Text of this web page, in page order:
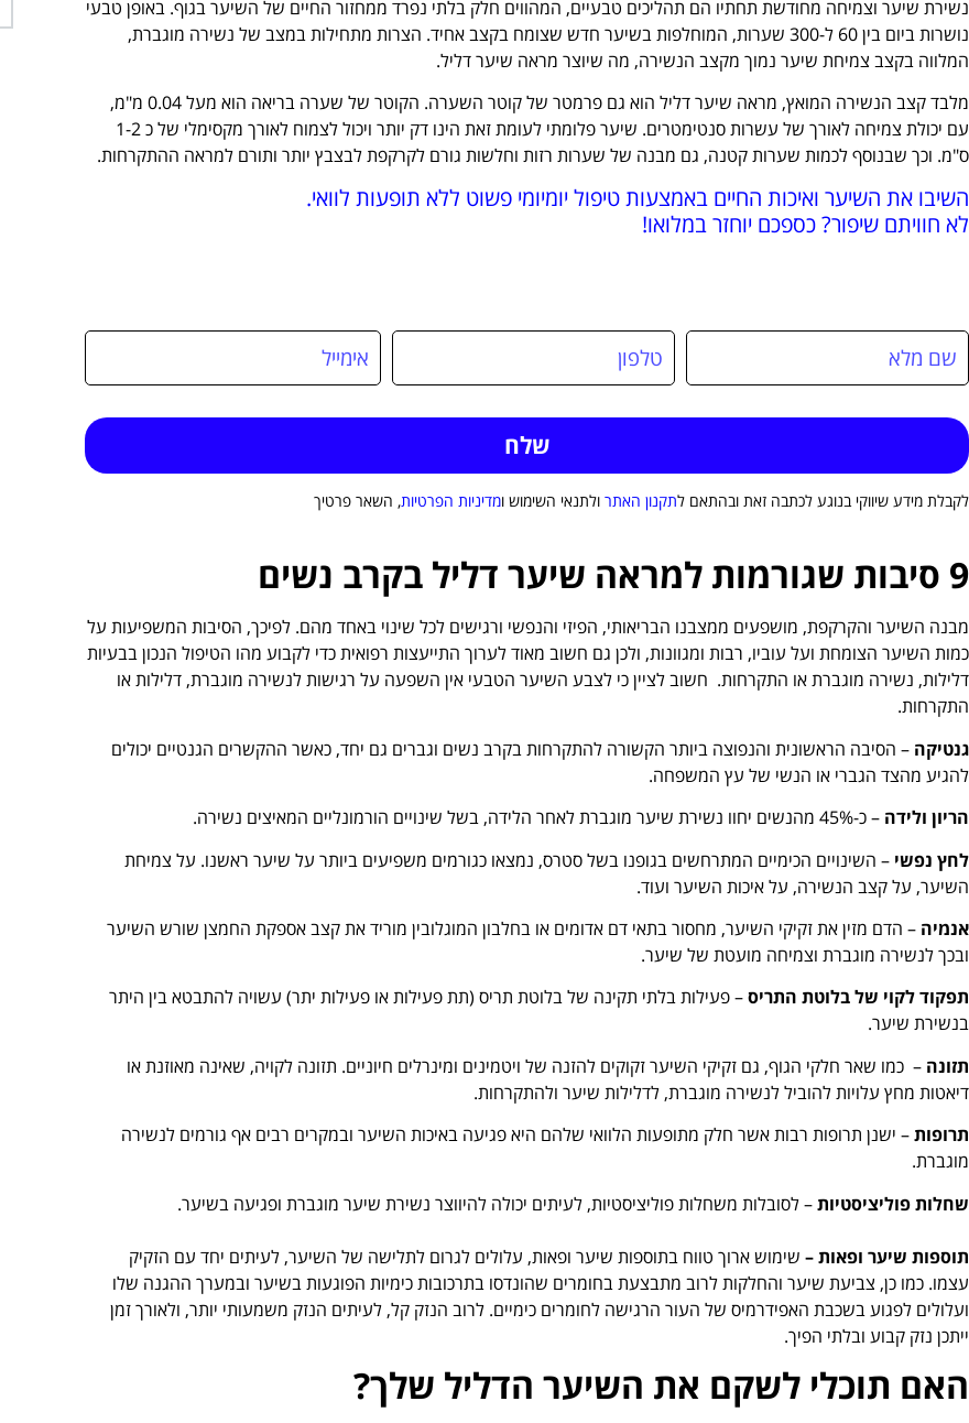
נשירת שיער וצמיחה מחודשת תחתיו הם תהליכים טבעיים, המהווים חלק בלתי נפרד ממחזור החיים של השיער בגוף. באופן טבעי
נושרות ביום בין 60 ל-300 שערות, המוחלפות בשיער חדש שצומח בקצב אחיד. הצרות מתחילות במצב של נשירה מוגברת,
המלווה בקצב צמיחת שיער נמוך מקצב הנשירה, מה שיוצר מראה שיער דליל.
מלבד קצב הנשירה המואץ, מראה שיער דליל הוא גם פרמטר של קוטר השערה. הקוטר של שערה בריאה הוא מעל 0.04 מ"מ,
עם יכולת צמיחה לאורך של עשרות סנטימטרים. שיער פלומתי לעומת זאת הינו דק יותר ויכול לצמוח לאורך מקסימלי של כ 1-2
ס"מ. וכך שבנוסף לכמות שערות קטנה, גם מבנה של שערות רזות וחלשות גורם לקרקפת לבצבץ יותר ותורם למראה ההתקרחות.
השיבו את השיער ואיכות החיים באמצעות טיפול יומיומי פשוט ללא תופעות לוואי.
לא חוויתם שיפור? כספכם יוחזר במלואו!
לקבלת מידע שיווקי בנוגע לכתבה זאת ובהתאם לתקנון האתר ולתנאי השימוש ומדיניות הפרטיות, השאר פרטיך
9 סיבות שגורמות למראה שיער דליל בקרב נשים
מבנה השיער והקרקפת, מושפעים ממצבנו הבריאותי, הפיזי והנפשי ורגישים לכל שינוי באחד מהם. לפיכך, הסיבות המשפיעות על
כמות השיער הצומחת ועל עוביו, רבות ומגוונות, ולכן גם חשוב מאוד לערוך התייעצות רפואית כדי לקבוע מהו הטיפול הנכון בבעיות
דלילות, נשירה מוגברת או התקרחות. חשוב לציין כי לצבע השיער הטבעי אין השפעה על רגישות לנשירה מוגברת, דלילות או
התקרחות.
גנטיקה – הסיבה הראשונית והנפוצה ביותר הקשורה להתקרחות בקרב נשים וגברים גם יחד, כאשר ההקשרים הגנטיים יכולים
להגיע מהצד הגברי או הנשי של עץ המשפחה.
הריון ולידה – כ-45% מהנשים יחוו נשירת שיער מוגברת לאחר הלידה, בשל שינויים הורמונליים המאיצים נשירה.
לחץ נפשי – השינויים הכימיים המתרחשים בגופנו בשל סטרס, נמצאו כגורמים משפיעים ביותר על שיער ראשנו. על צמיחת
השיער, על קצב הנשירה, על איכות השיער ועוד.
אנמיה – הדם מזין את זקיקי השיער, מחסור בתאי דם אדומים או בחלבון המוגלובין מוריד את קצב אספקת החמצן שורש השיער
ובכך לנשירה מוגברת וצמיחה מועטת של שיער.
תפקוד לקוי של בלוטת התריס– פעילות בלתי תקינה של בלוטת תריס (תת פעילות או פעילות יתר) עשויה להתבטא בין היתר
בנשירת שיער.
תזונה – כמו שאר חלקי הגוף, גם זקיקי השיער זקוקים להזנה של ויטמינים ומינרלים חיוניים. תזונה לקויה, שאינה מאוזנת או
דיאטות מחץ עלויות להוביל לנשירה מוגברת, לדלילות שיער ולהתקרחות.
תרופות– ישנן תרופות רבות אשר חלק מתופעות הלוואי שלהם היא פגיעה באיכות השיער ובמקרים רבים אף גורמים לנשירה
מוגברת.
שחלות פוליציסטיות– לסובלות משחלות פוליציסטיות, לעיתים יכולה להיווצר נשירת שיער מוגברת ופגיעה בשיער.
תוספות שיער ופאות – שימוש ארוך טווח בתוספות שיער ופאות, עלולים לגרום לתלישה של השיער, לעיתים יחד עם הזקיק
עצמו. כמו כן, צביעת שיער והחלקות לרוב מתבצעת בחומרים שהונדסו בתרכובות כימיות הפוגעות בשיער ובמערך ההגנה שלו
ועלולים לפגוע בשכבת האפידרמיס של העור הרגישה לחומרים כימיים. לרוב הנזק קל, לעיתים הנזק משמעותי יותר, ולאורך זמן
ייתכן נזק קבוע ובלתי הפיך.
האם תוכלי לשקם את השיער הדליל שלך?